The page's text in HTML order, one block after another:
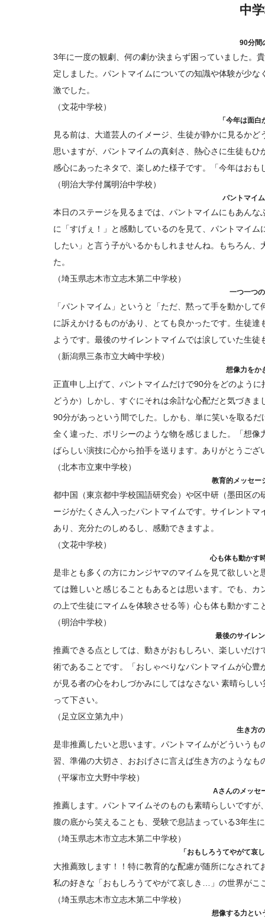
中
90分間
3年に一度の観劇、何の劇か決まらず困っていました。
定しました。パントマイムについての知識や体験が少
激でした。
（文花中学校）
「今年は面
見る前は、大道芸人のイメージ、生徒が静かに見るか
思いますが、パントマイムの真剣さ、熱心さに生徒も
感心にあったネタで、楽しめた様子です。「今年はお
（明治大学付属明治中学校）
パントマイ
本日のステージを見るまでは、パントマイムにもあん
に「すげぇ！」と感動しているのを見て、パントマイ
したい」と言う子がいるかもしれませんね。もちろん
た。
（埼玉県志木市立志木第二中学校）
一つ一つ
「パントマイム」というと「ただ、黙って手を動かし
に訴えかけるものがあり、とても良かったです。生徒
ようです。最後のサイレントマイムでは涙していた生徒
（新潟県三条市立大崎中学校）
想像力をか
正直申し上げて、パントマイムだけで90分をどのよう
どうか）しかし、すぐにそれは余計な心配だと気づき
90分があっという間でした。しかも、単に笑いを取る
全く違った、ポリシーのような物を感じました。「想
ばらしい演技に心から拍手を送ります。ありがとうござ
（北本市立東中学校）
教育的メッセー
都中国（東京都中学校国語研究会）や区中研（墨田区
ージがたくさん入ったパントマイムです。サイレント
あり、充分たのしめるし、感動できますよ。
（文花中学校）
心も体も動かす
是非とも多くの方にカンジヤマのマイムを見て欲しい
ては難しいと感じることもあるとは思います。でも、
の上で生徒にマイムを体験させる等）心も体も動かす
（明治中学校）
最後のサイレ
推薦できる点としては、動きがおもしろい、楽しいだ
術であることです。「おしゃべりなパントマイムが心
が見る者の心をわしづかみにしてはなさない 素晴らし
って下さい。
（足立区立第九中）
生き方
是非推薦したいと思います。パントマイムがどういう
習、準備の大切さ、おおげさに言えば生き方のようなも
（平塚市立大野中学校）
Aさんのメッセ
推薦します。パントマイムそのものも素晴らしいです
腹の底から笑えることも、受験で息詰まっている3年生
（埼玉県志木市立志木第二中学校）
「おもしろうてやがて哀
大推薦致します！！特に教育的な配慮が随所になされ
私の好きな「おもしろうてやがて哀しき…」の世界がこ
（埼玉県志木市立志木第二中学校）
想像する力とい